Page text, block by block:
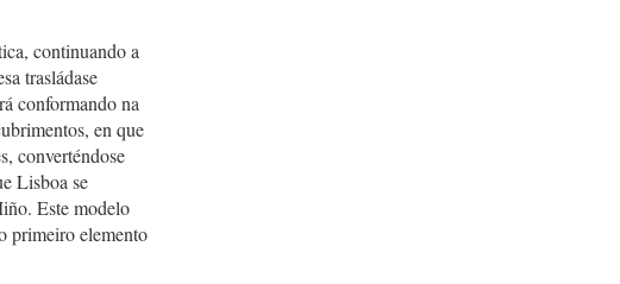
continuando a
trasládase
conformando na
en que
converténdose
Lisboa se
Este modelo
primeiro elemento